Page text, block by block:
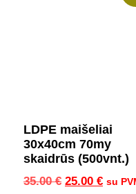
LDPE maišeliai
30x40cm 70my
skaidrūs (500vnt.)
35.00€ 25.00 € su